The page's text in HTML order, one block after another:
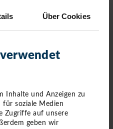
Über Cookies
Inhalte und Anzeigen zu
für soziale Medien
Zugriffe auf unsere
geben wir